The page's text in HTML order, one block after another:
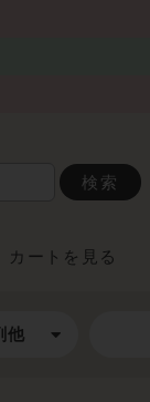
検索
カートを見る
他